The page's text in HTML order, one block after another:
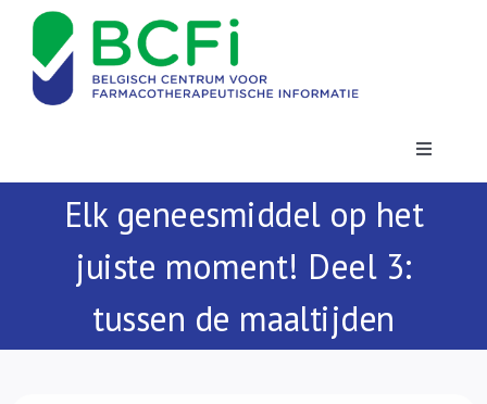
content
Toggle
Nieuws
Publicaties
Vorming
Elk geneesmiddel op het
juiste moment! Deel 3:
tussen de maaltijden